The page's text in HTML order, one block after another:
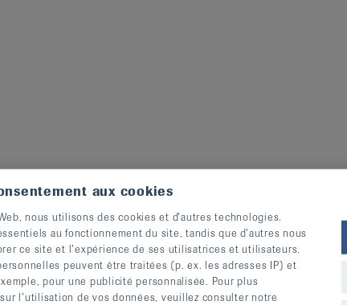
aux cookies
nous utilisons des cookies et d’autres technologies.
au fonctionnement du site, tandis que d’autres nous
ce site et l’expérience de ses utilisatrices et utilisateurs.
peuvent être traitées (p. ex. les adresses IP) et
pour une publicité personnalisée. Pour plus
l’utilisation de vos données, veuillez consulter notre